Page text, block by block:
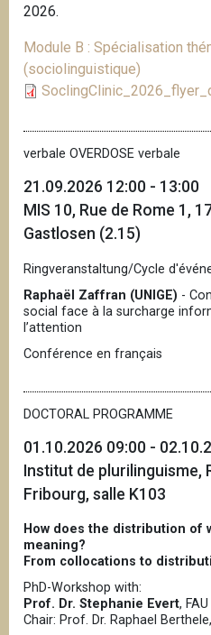
2026.
Module B : Spécialisation
(sociolinguistique)
verbale OVERDOSE verbale
21.09.2026 12:00 - 13:00
MIS 10, Rue de Rome 1,
Gastlosen (2.15)
Ringveranstaltung/Cycle
Raphaël Zaffran (UNIGE) -
social face à la surcharge
l’attention
Conférence en français
DOCTORAL PROGRAMME
01.10.2026 09:00 -
Institut de plurilinguisme,
Fribourg, salle K103
How does the distribution of
meaning?
From collocations to
PhD-Workshop with:
Prof. Dr. Stephanie Evert,
Chair: Prof. Dr. Raphael